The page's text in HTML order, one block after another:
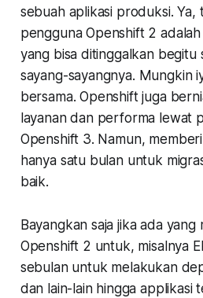
sebuah aplikasi produksi. Ya,
pengguna Openshift 2
yang bisa ditinggalkan begitu
sayang-sayangnya. Mungkin
bersama. Openshift juga
layanan dan performa lewat
Openshift 3. Namun,
hanya satu bulan untuk
baik.
Bayangkan saja jika ada
Openshift 2 untuk, misalnya
sebulan untuk melakukan
dan lain-lain hingga applikasi